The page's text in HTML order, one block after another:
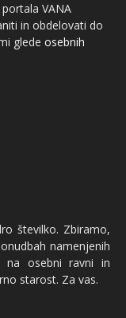
VANA
in obdelovati do
glede osebnih
številko. Zbiramo,
namenjenih
na osebni ravni in
starost. Za vas.